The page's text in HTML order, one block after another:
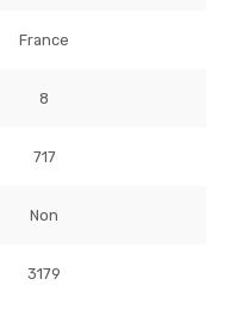
France
8
717
Non
3179